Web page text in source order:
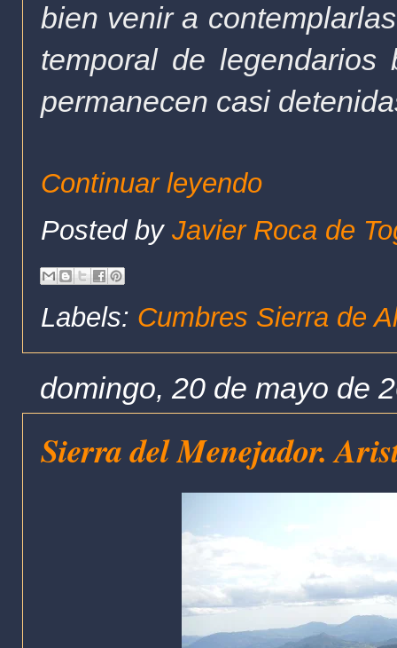
bien venir a
temporal de legendarios
permanecen casi
Continuar leyendo
Posted by Javier Roca de
Labels: Cumbres Sierra de
domingo, 20 de mayo de
Sierra del Menejador.